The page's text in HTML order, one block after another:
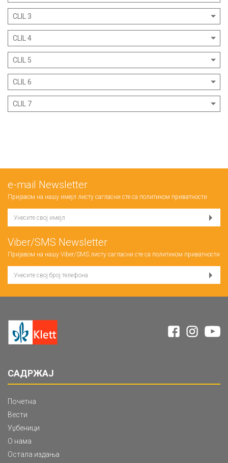
CLIL 3
CLIL 4
CLIL 5
CLIL 6
CLIL 7
е-mail Newsletter
Пријавом на нашу имејл листу сагласни сте са политиком приватности
Viber/SMS Newsletter
Пријавом на нашу Viber/SMS листу сагласни сте са политиком приватности
САДРЖАЈ
Почетна
Вести
Уџбеници
О нама
Остала издања